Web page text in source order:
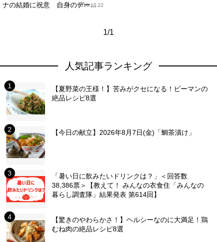
ナの結婚に祝意 自身のデー...
2018.10.22
1/1
人気記事ランキング
【夏野菜の王様！】苦みがクセになる！ピーマンの
絶品レシピ8選
【今日の献立】2026年8月7日(金)「鯛茶漬け」
「暑い日に飲みたいドリンクは？」＜回答数
38,386票＞【教えて！ みんなの衣食住「みんなの
暮らし調査隊」結果発表 第614回】
【驚きのやわらかさ！】ヘルシーなのに大満足！鶏
むね肉の絶品レシピ8選